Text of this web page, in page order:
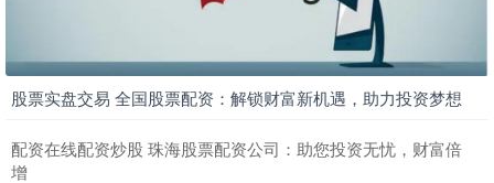
股票实盘交易 全国股票配资：解锁财富新机遇，助力投资梦想
配资在线配资炒股 珠海股票配资公司：助您投资无忧，财富倍
增